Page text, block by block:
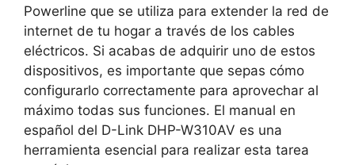
Powerline que se utiliza para extender la red de
internet de tu hogar a través de los cables
eléctricos. Si acabas de adquirir uno de estos
dispositivos, es importante que sepas cómo
configurarlo correctamente para aprovechar al
máximo todas sus funciones. El manual en
español del D-Link DHP-W310AV es una
herramienta esencial para realizar esta tarea